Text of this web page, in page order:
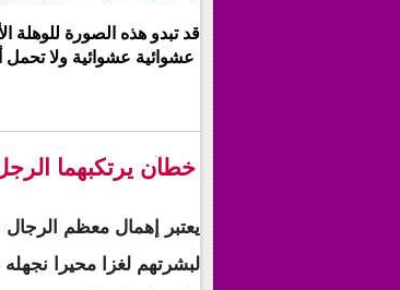
قد تبدو هذه الصورة للوهلة
عشوائية عشوائية ولا تحمل
خطآن يرتكبهما
يعتبر إهمال معظم الرجال
لبشرتهم لغزا محيرا